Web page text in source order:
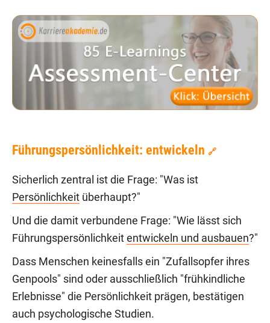
Führungspersönlichkeit: entwickeln 🔗
Sicherlich zentral ist die Frage: "Was ist
Persönlichkeit überhaupt?"
Und die damit verbundene Frage: "Wie lässt sich
Führungspersönlichkeit entwickeln und ausbauen?"
Dass Menschen keinesfalls ein "Zufallsopfer ihres
Genpools" sind oder ausschließlich "frühkindliche
Erlebnisse" die Persönlichkeit prägen, bestätigen
auch psychologische Studien.